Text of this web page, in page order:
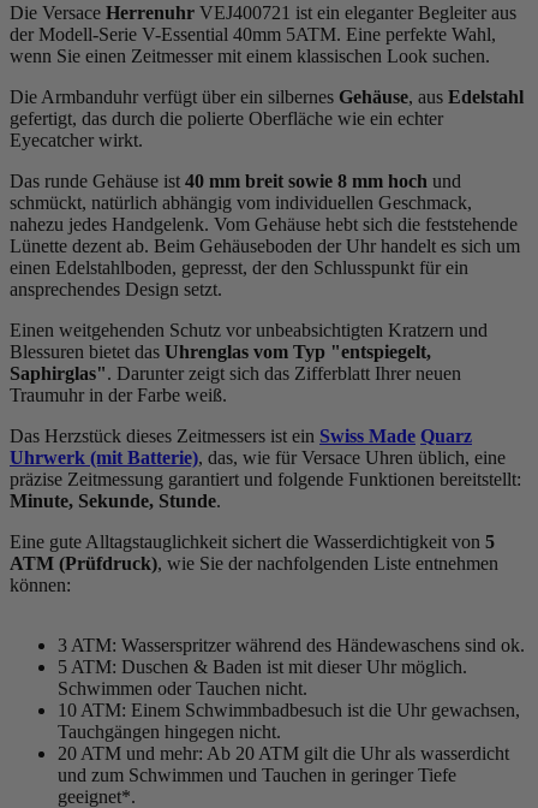
Die Versace Herrenuhr VEJ400721 ist ein eleganter Begleiter aus
der Modell-Serie V-Essential 40mm 5ATM. Eine perfekte Wahl,
wenn Sie einen Zeitmesser mit einem klassischen Look suchen.
Die Armbanduhr verfügt über ein silbernes Gehäuse, aus Edelstahl
gefertigt, das durch die polierte Oberfläche wie ein echter
Eyecatcher wirkt.
Das runde Gehäuse ist 40 mm breit sowie 8 mm hoch und
schmückt, natürlich abhängig vom individuellen Geschmack,
nahezu jedes Handgelenk. Vom Gehäuse hebt sich die feststehende
Lünette dezent ab. Beim Gehäuseboden der Uhr handelt es sich um
einen Edelstahlboden, gepresst, der den Schlusspunkt für ein
ansprechendes Design setzt.
Einen weitgehenden Schutz vor unbeabsichtigten Kratzern und
Blessuren bietet das Uhrenglas vom Typ "entspiegelt,
Saphirglas". Darunter zeigt sich das Zifferblatt Ihrer neuen
Traumuhr in der Farbe weiß.
Das Herzstück dieses Zeitmessers ist ein Swiss Made Quarz
Uhrwerk (mit Batterie), das, wie für Versace Uhren üblich, eine
präzise Zeitmessung garantiert und folgende Funktionen bereitstellt:
Minute, Sekunde, Stunde.
Eine gute Alltagstauglichkeit sichert die Wasserdichtigkeit von 5
ATM (Prüfdruck), wie Sie der nachfolgenden Liste entnehmen
können:
3 ATM: Wasserspritzer während des Händewaschens sind ok.
5 ATM: Duschen & Baden ist mit dieser Uhr möglich.
Schwimmen oder Tauchen nicht.
10 ATM: Einem Schwimmbadbesuch ist die Uhr gewachsen,
Tauchgängen hingegen nicht.
20 ATM und mehr: Ab 20 ATM gilt die Uhr als wasserdicht
und zum Schwimmen und Tauchen in geringer Tiefe
geeignet*.